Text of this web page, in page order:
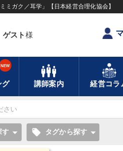
ガク／耳学」【日本経営合理化協会】
ゲスト 様
グ
NEW
講師案内 経営コラ
す local_offer タグから探す